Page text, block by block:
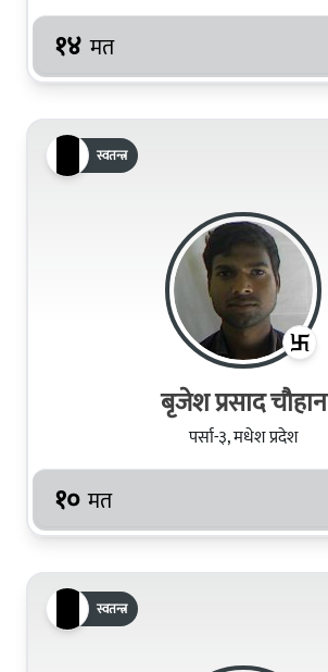
१४ मत
स्वतन्त्र
बृजेश प्रसाद चौहान
पर्सा-३, मधेश प्रदेश
१० मत
स्वतन्त्र